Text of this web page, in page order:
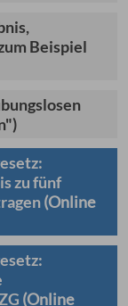
Beispiel
zu fünf
(Online
(Online